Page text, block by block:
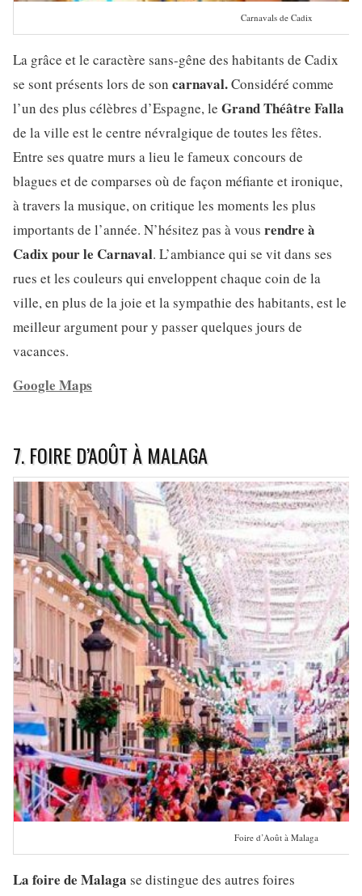
Carnavals de Cadix
La grâce et le caractère sans-gêne des habitants de Cadix
se sont présents lors de son carnaval.Considéré comme
l’un des plus célèbres d’Espagne, le Grand Théâtre Falla
de la ville est le centre névralgique de toutes les fêtes.
Entre ses quatre murs a lieu le fameux concours de
blagues et de comparses où de façon méfiante et ironique,
à travers la musique, on critique les moments les plus
importants de l’année. N’hésitez pas à vous rendre à
Cadix pour le Carnaval. L’ambiance qui se vit dans ses
rues et les couleurs qui enveloppent chaque coin de la
ville, en plus de la joie et la sympathie des habitants, est le
meilleur argument pour y passer quelques jours de
vacances.
Google Maps
7. FOIRE D’AOÛT À MALAGA
Foire d’Août à Malaga
La foire de Malaga se distingue des autres foires